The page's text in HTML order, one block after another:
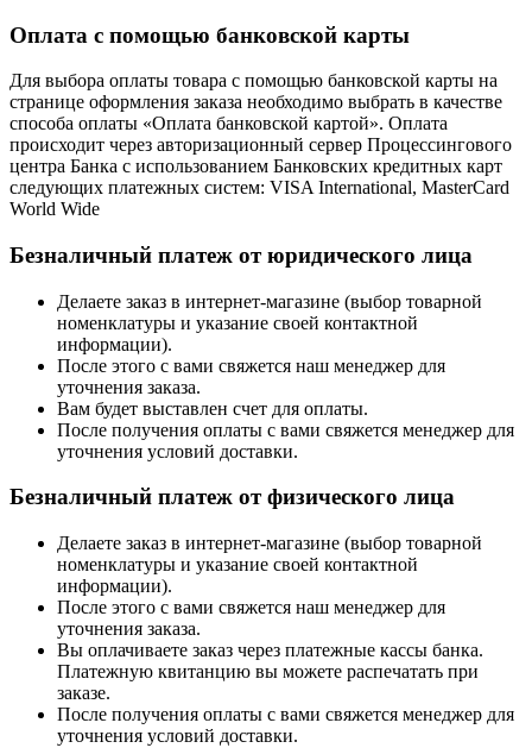
Оплата с помощью банковской карты
Для выбора оплаты товара с помощью банковской карты на
странице оформления заказа необходимо выбрать в качестве
способа оплаты «Оплата банковской картой». Оплата
происходит через авторизационный сервер Процессингового
центра Банка с использованием Банковских кредитных карт
следующих платежных систем: VISA International, MasterCard
World Wide
Безналичный платеж от юридического лица
Делаете заказ в интернет-магазине (выбор товарной
номенклатуры и указание своей контактной
информации).
После этого с вами свяжется наш менеджер для
уточнения заказа.
Вам будет выставлен счет для оплаты.
После получения оплаты с вами свяжется менеджер для
уточнения условий доставки.
Безналичный платеж от физического лица
Делаете заказ в интернет-магазине (выбор товарной
номенклатуры и указание своей контактной
информации).
После этого с вами свяжется наш менеджер для
уточнения заказа.
Вы оплачиваете заказ через платежные кассы банка.
Платежную квитанцию вы можете распечатать при
заказе.
После получения оплаты с вами свяжется менеджер для
уточнения условий доставки.